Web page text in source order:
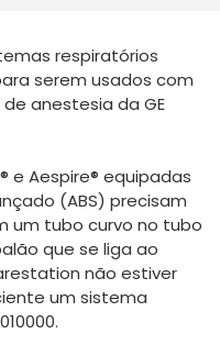
respiratórios
serem usados com
anestesia da GE
e Aespire® equipadas
(ABS) precisam
um tubo curvo no tubo
que se liga ao
não estiver
um sistema